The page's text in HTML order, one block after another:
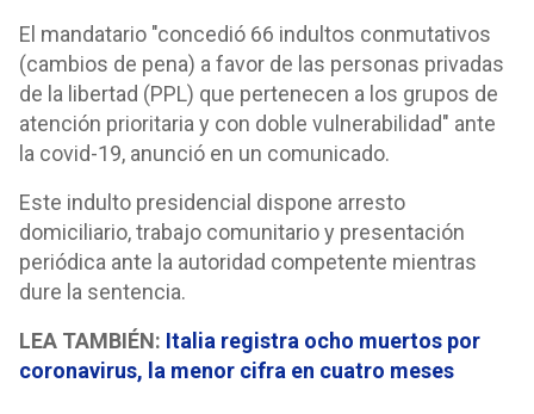
El mandatario "concedió 66 indultos conmutativos
(cambios de pena) a favor de las personas privadas
de la libertad (PPL) que pertenecen a los grupos de
atención prioritaria y con doble vulnerabilidad" ante
la covid-19, anunció en un comunicado.
Este indulto presidencial dispone arresto
domiciliario, trabajo comunitario y presentación
periódica ante la autoridad competente mientras
dure la sentencia.
LEA TAMBIÉN: Italia registra ocho muertos por
coronavirus, la menor cifra en cuatro meses